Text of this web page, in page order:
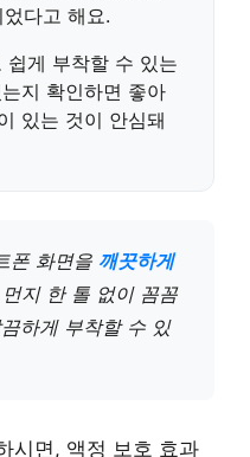
다고 해요.
쉽게 부착할 수 있는
지 확인하면 좋아
있는 것이 안심돼
폰 화면을 깨끗하게
지 한 톨 없이 꼼꼼
하게 부착할 수 있
시면, 액정 보호 효과